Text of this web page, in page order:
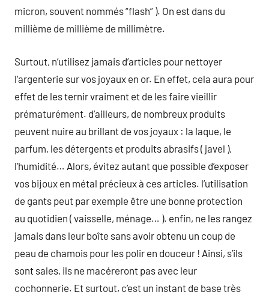
micron, souvent nommés “flash” ). On est dans du
millième de millième de millimètre.
Surtout, n’utilisez jamais d’articles pour nettoyer
l’argenterie sur vos joyaux en or. En effet, cela aura pour
effet de les ternir vraiment et de les faire vieillir
prématurément. d’ailleurs, de nombreux produits
peuvent nuire au brillant de vos joyaux : la laque, le
parfum, les détergents et produits abrasifs ( javel ),
l’humidité… Alors, évitez autant que possible d’exposer
vos bijoux en métal précieux à ces articles. l’utilisation
de gants peut par exemple être une bonne protection
au quotidien ( vaisselle, ménage… ). enfin, ne les rangez
jamais dans leur boîte sans avoir obtenu un coup de
peau de chamois pour les polir en douceur ! Ainsi, s’ils
sont sales, ils ne macéreront pas avec leur
cochonnerie. Et surtout, c’est un instant de base très